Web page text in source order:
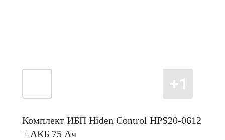
Комплект ИБП Hiden Control HPS20-0612
+ АКБ 75 Ач